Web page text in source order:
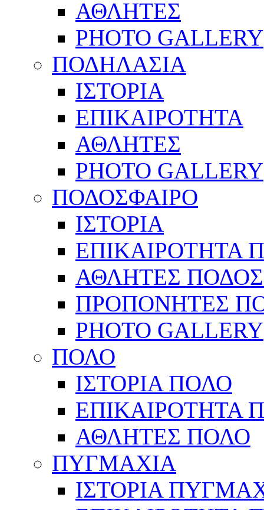
ΑΘΛΗΤΕΣ
PHOTO GALLERY
ΠΟΔΗΛΑΣΙΑ
ΙΣΤΟΡΙΑ
ΕΠΙΚΑΙΡΟΤΗΤΑ
ΑΘΛΗΤΕΣ
PHOTO GALLERY
ΠΟΔΟΣΦΑΙΡΟ
ΙΣΤΟΡΙΑ
ΕΠΙΚΑΙΡΟΤΗΤΑ
ΑΘΛΗΤΕΣ
ΠΡΟΠΟΝΗΤΕΣ
PHOTO GALLERY
ΠΟΛΟ
ΙΣΤΟΡΙΑ ΠΟΛΟ
ΕΠΙΚΑΙΡΟΤΗΤΑ
ΑΘΛΗΤΕΣ ΠΟΛΟ
ΠΥΓΜΑΧΙΑ
ΙΣΤΟΡΙΑ